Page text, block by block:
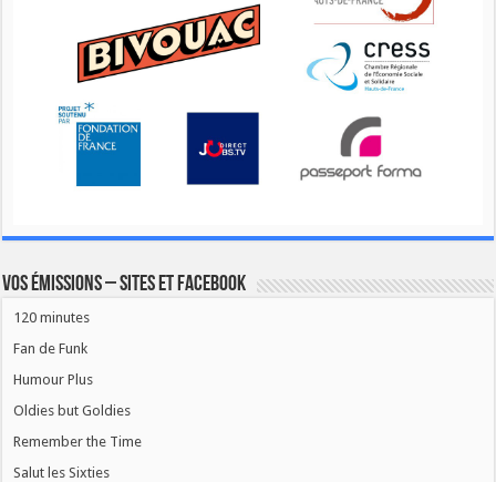
Vos émissions – Sites et Facebook
120 minutes
Fan de Funk
Humour Plus
Oldies but Goldies
Remember the Time
Salut les Sixties